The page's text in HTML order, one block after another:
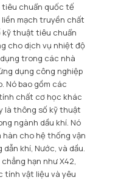
tiêu chuẩn quốc tế
mạch truyền chất
kỹ thuật tiêu chuẩn
cho dịch vụ nhiệt độ
trong các nhà
dụng công nghiệp
Nó bao gồm các
chất cơ học khác
là thông số kỹ thuật
ngành dầu khí. Nó
hàn cho hệ thống vận
khí, Nước, và dầu.
hạn như X42,
tính vật liệu và yêu